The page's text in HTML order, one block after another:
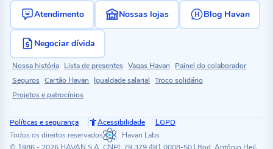
Atendimento Nossas lojas Blog Havan
Negociar dívida
Nossa história Lista de presentes Vagas Havan
Painel do colaborador
Seguros Cartão Havan Igualdade salarial Troco solidário
Projetos e patrocínios
Políticas e segurança Acessibilidade
LGPD
Todos os direitos reservados
Havan Labs